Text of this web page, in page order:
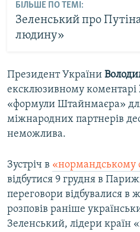
БІЛЬШЕ ПО ТЕМІ:
Зеленський про
людину»
Президент України
ексклюзивному коментарі
«формули Штайнмаєра»
міжнародних партнерів
неможлива.
Зустріч в «нормандському
відбутися 9 грудня в
переговори відбувалися в
розповів раніше
Зеленський, лідери країн